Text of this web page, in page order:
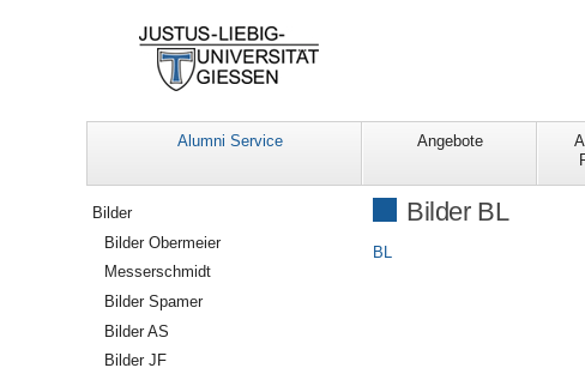
Alumni Service Angebote
Bilder BL
BL
Navigation
Bilder
Bilder Obermeier
Messerschmidt
Bilder Spamer
Bilder AS
Bilder JF